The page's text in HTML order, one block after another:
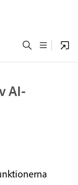
AI-